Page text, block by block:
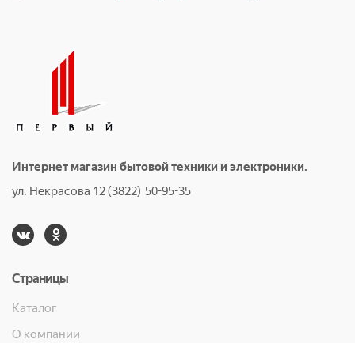
Интернет магазин бытовой техники и электроники.
ул. Некрасова 12 (3822) 50-95-35
Страницы
Каталог
О компании